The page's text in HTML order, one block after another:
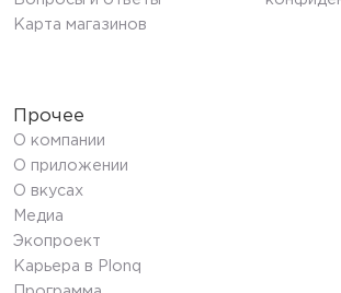
Карта магазинов
Прочее
О компании
О приложении
О вкусах
Медиа
Экопроект
Карьера в Plonq